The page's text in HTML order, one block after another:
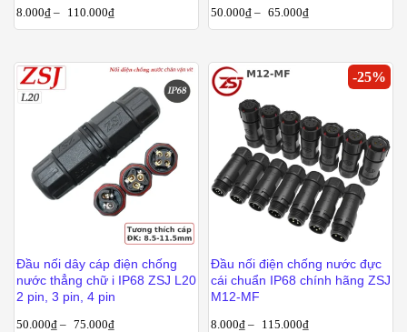
8.000₫ – 110.000₫ 50.000₫ – 65.000₫
Đầu nối dây cáp điện chống
nước thẳng chữ i IP68 ZSJ L20
2 pin, 3 pin, 4 pin
50.000₫ – 75.000₫
-25%
Đầu nối điện chống nước đực
cái chuẩn IP68 chính hãng ZSJ
M12-MF
8.000₫ – 115.000₫